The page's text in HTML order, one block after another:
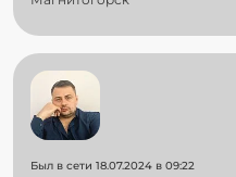
Был в сети 18.07.2024 в 09:22